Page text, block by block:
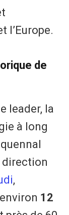
l’Europe.
de
leader, la
à long
direction
,
12